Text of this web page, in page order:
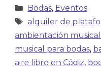
Bodas, Eventos
alquiler de
ambientación
musical para bodas,
aire libre en Cádiz,